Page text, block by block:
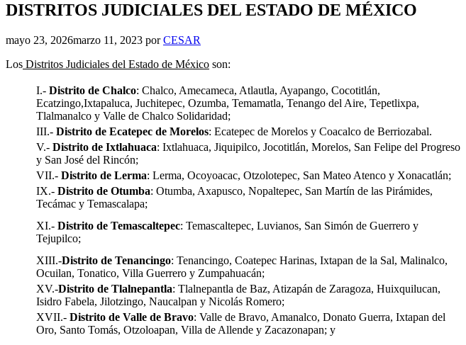
DISTRITOS JUDICIALES DEL ESTADO DE MÉXICO
mayo 23, 2026marzo 11, 2023 porCESAR
Los Distritos Judiciales del Estado de México son:
I.- Distrito de Chalco: Chalco, Amecameca, Atlautla, Ayapango, Cocotitlán,
Ecatzingo,Ixtapaluca, Juchitepec, Ozumba, Temamatla, Tenango del Aire, Tepetlixpa,
Tlalmanalco y Valle de Chalco Solidaridad;
III.- Distrito de Ecatepec de Morelos: Ecatepec de Morelos y Coacalco de Berriozabal.
V.- Distrito de Ixtlahuaca: Ixtlahuaca, Jiquipilco, Jocotitlán, Morelos, San Felipe del Progreso
y San José del Rincón;
VII.- Distrito de Lerma: Lerma, Ocoyoacac, Otzolotepec, San Mateo Atenco y Xonacatlán;
IX.- Distrito de Otumba: Otumba, Axapusco, Nopaltepec, San Martín de las Pirámides,
Tecámac y Temascalapa;
XI.- Distrito de Temascaltepec: Temascaltepec, Luvianos, San Simón de Guerrero y
Tejupilco;
XIII.-Distrito de Tenancingo: Tenancingo, Coatepec Harinas, Ixtapan de la Sal, Malinalco,
Ocuilan, Tonatico, Villa Guerrero y Zumpahuacán;
XV.-Distrito de Tlalnepantla: Tlalnepantla de Baz, Atizapán de Zaragoza, Huixquilucan,
Isidro Fabela, Jilotzingo, Naucalpan y Nicolás Romero;
XVII.- Distrito de Valle de Bravo: Valle de Bravo, Amanalco, Donato Guerra, Ixtapan del
Oro, Santo Tomás, Otzoloapan, Villa de Allende y Zacazonapan; y